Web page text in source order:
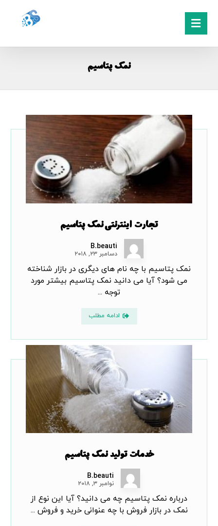
نمک پتاسیم
تجارت اینترنتی نمک پتاسیم
B.beauti
دسامبر ۲۳, ۲۰۱۸
نمک پتاسیم با چه نام های دیگری در بازار شناخته
می شود؟ آیا می دانید نمک پتاسیم بیشتر مورد
توجه ...
ادامه مطلب
خدمات تولید نمک پتاسیم
B.beauti
نوامبر ۳, ۲۰۱۸
درباره نمک پتاسیم چه می دانید؟ آیا این نوع از
نمک در بازار فروش با چه عنوانی خرید و فروش ...